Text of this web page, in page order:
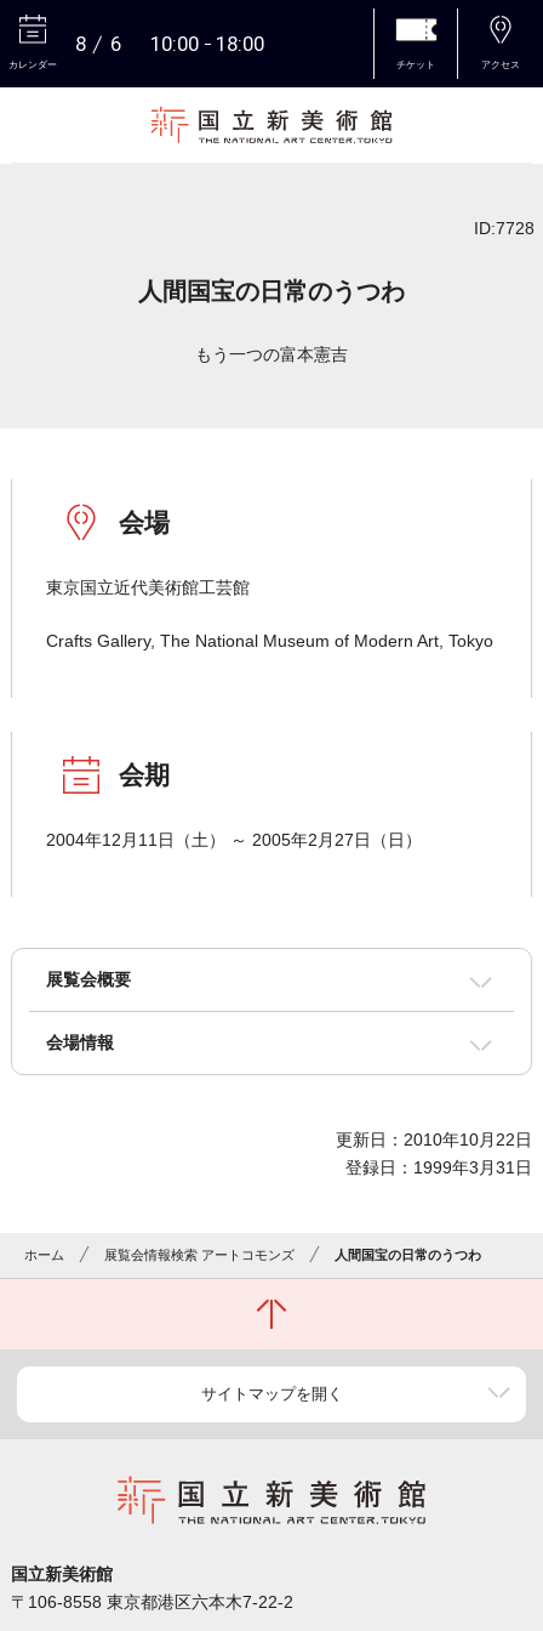
カレンダー
8 6 10:00 18:00
チケット アクセス
ID:7728
人間国宝の日常のうつわ
もう一つの富本憲吉
会場
東京国立近代美術館工芸館
Crafts Gallery, The National Museum of Modern Art, Tokyo
会期
2004年12月11日（土） ～ 2005年2月27日（日）
展覧会概要
会場情報
更新日：2010年10月22日
登録日：1999年3月31日
ホーム 展覧会情報検索 アートコモンズ 人間国宝の日常のうつわ
サイトマップを開く
国立新美術館
〒106-8558 東京都港区六本木7-22-2